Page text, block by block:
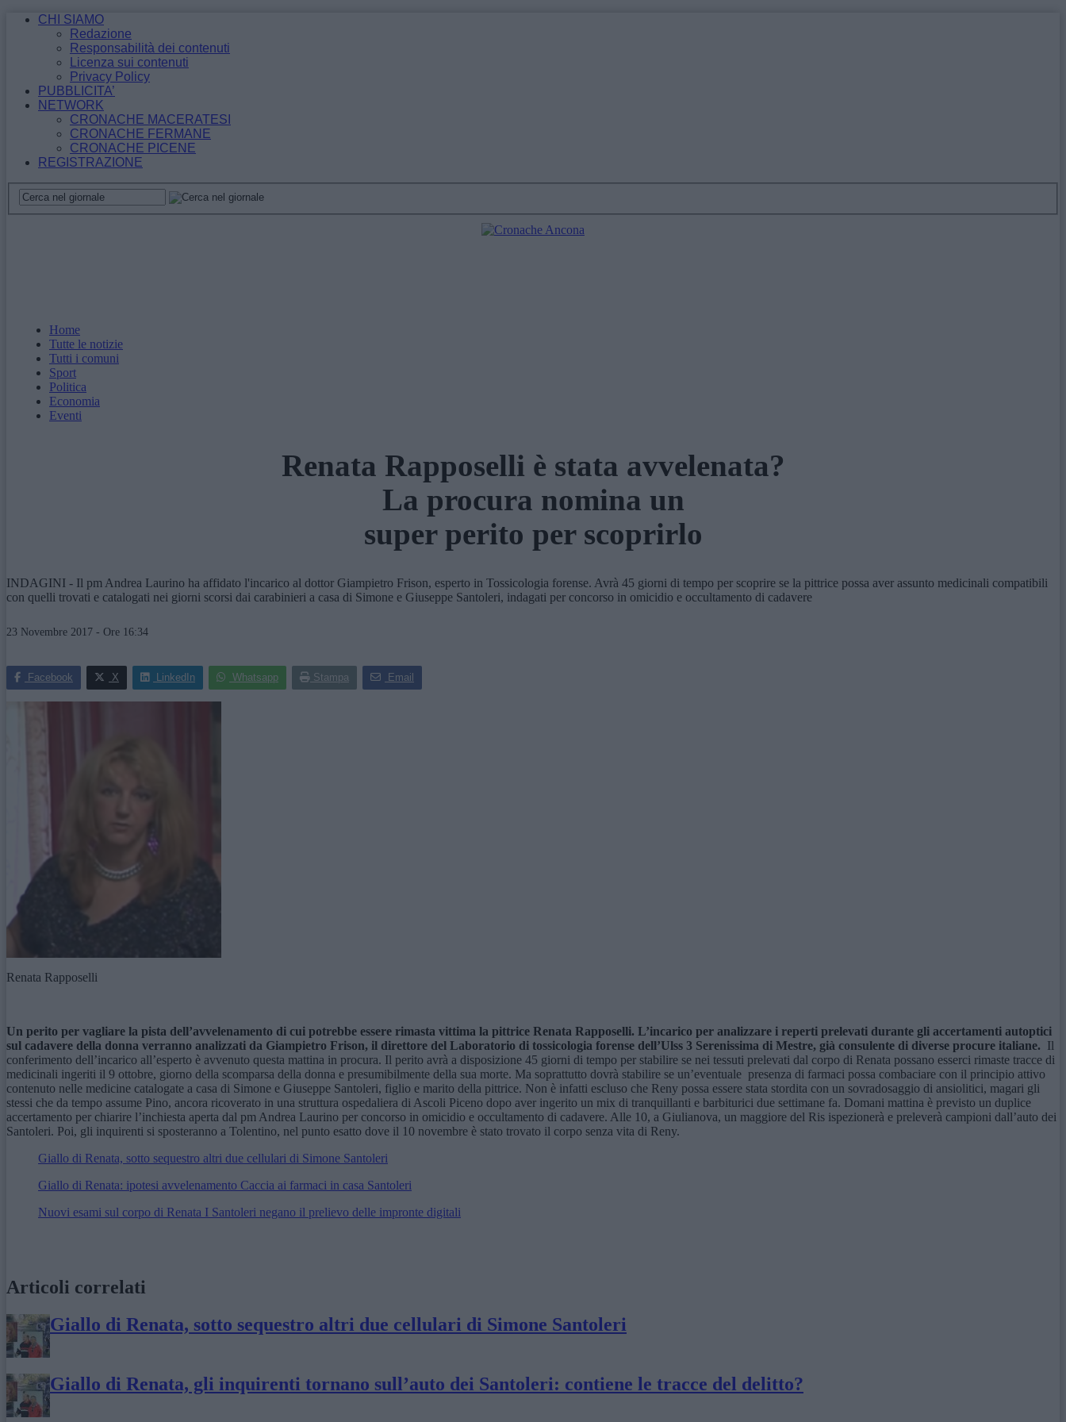
CHI SIAMO
Redazione
Responsabilità dei contenuti
Licenza sui contenuti
Privacy Policy
PUBBLICITA’
NETWORK
CRONACHE MACERATESI
CRONACHE FERMANE
CRONACHE PICENE
REGISTRAZIONE
Home
Tutte le notizie
Tutti i comuni
Sport
Politica
Economia
Eventi
Renata Rapposelli è stata avvelenata?
La procura nomina un
super perito per scoprirlo
INDAGINI - Il pm Andrea Laurino ha affidato l'incarico al dottor Giampietro Frison, esperto in Tossicologia forense. Avrà 45 giorni di tempo per scoprire se la pittrice possa aver assunto medicinali compatibili
con quelli trovati e catalogati nei giorni scorsi dai carabinieri a casa di Simone e Giuseppe Santoleri, indagati per concorso in omicidio e occultamento di cadavere
23 Novembre 2017 - Ore 16:34
Facebook X LinkedIn Whatsapp Stampa Email
Renata Rapposelli
Un perito per vagliare la pista dell’avvelenamento di cui potrebbe essere rimasta vittima la pittrice Renata Rapposelli. L’incarico per analizzare i reperti prelevati durante gli accertamenti autoptici
sul cadavere della donna verranno analizzati da Giampietro Frison, il direttore del Laboratorio di tossicologia forense dell’Ulss 3 Serenissima di Mestre, già consulente di diverse procure italiane. Il
conferimento dell’incarico all’esperto è avvenuto questa mattina in procura. Il perito avrà a disposizione 45 giorni di tempo per stabilire se nei tessuti prelevati dal corpo di Renata possano esserci rimaste tracce di
medicinali ingeriti il 9 ottobre, giorno della scomparsa della donna e presumibilmente della sua morte. Ma soprattutto dovrà stabilire se un’eventuale presenza di farmaci possa combaciare con il principio attivo
contenuto nelle medicine catalogate a casa di Simone e Giuseppe Santoleri, figlio e marito della pittrice. Non è infatti escluso che Reny possa essere stata stordita con un sovradosaggio di ansiolitici, magari gli
stessi che da tempo assume Pino, ancora ricoverato in una struttura ospedaliera di Ascoli Piceno dopo aver ingerito un mix di tranquillanti e barbiturici due settimane fa. Domani mattina è previsto un duplice
accertamento per chiarire l’inchiesta aperta dal pm Andrea Laurino per concorso in omicidio e occultamento di cadavere. Alle 10, a Giulianova, un maggiore del Ris ispezionerà e preleverà campioni dall’auto dei
Santoleri. Poi, gli inquirenti si sposteranno a Tolentino, nel punto esatto dove il 10 novembre è stato trovato il corpo senza vita di Reny.
Giallo di Renata, sotto sequestro altri due cellulari di Simone Santoleri
Giallo di Renata: ipotesi avvelenamento Caccia ai farmaci in casa Santoleri
Nuovi esami sul corpo di Renata I Santoleri negano il prelievo delle impronte digitali
Articoli correlati
Giallo di Renata, sotto sequestro altri due cellulari di Simone Santoleri
Giallo di Renata, gli inquirenti tornano sull’auto dei Santoleri: contiene le tracce del delitto?